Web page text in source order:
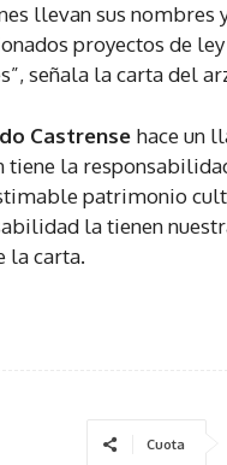
llevan sus nombres
proyectos de ley
señala la carta del
Castrense hace un
tiene la
patrimonio
la tienen
la carta.
Cuota